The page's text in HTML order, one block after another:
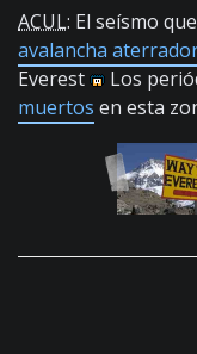
ACUL: El seísmo
avalancha
Everest
Los
muertos en esta